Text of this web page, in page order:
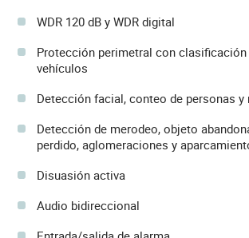
WDR 120 dB y WDR digital
Protección perimetral con clasificación
vehículos
Detección facial, conteo de personas y
Detección de merodeo, objeto
perdido, aglomeraciones y
Disuasión activa
Audio bidireccional